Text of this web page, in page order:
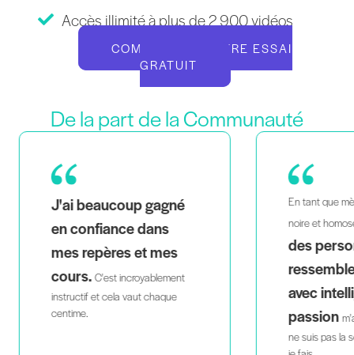
Accès illimité à plus de 2 900 vidéos
COMMENCEZ VOTRE ESSAI
GRATUIT
De la part de la Communauté
En tant que mère de jumeaux,
noire et homosexuelle,
des personnes qui me
ressemblent enseigner
avec intelligence et